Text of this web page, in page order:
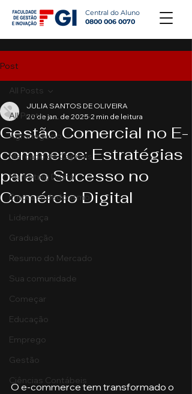
Central do Aluno
0800 006 0070
Post
All Posts
Agronegócio
Mercado de Capitais
Marketing Digital
Empreendedorismo
Liderança
Graduação
Resumo do Mercado
Sua comunidade
Começar
Educação
Emprego
Gestão
Ciências Contábeis
All Posts
Gestão Comercial no E-
commerce: Estratégias
para o Sucesso no
Comércio Digital
JULIA SANTOS DE OLIVEIRA
20 de jan. de 2025 2 min de leitura
O e-commerce tem transformado o